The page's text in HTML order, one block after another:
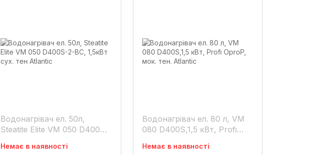
Водонагрівач ел. 50л,
Steatite Elite VM 050 D400S-
Немає в наявності
Водонагрівач ел. 80 л, VM
080 D400S,1,5 кВт, Profi
Немає в наявності